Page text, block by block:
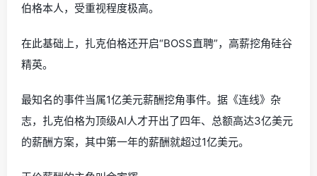
伯格本人，受重视程度极高。
在此基础上，扎克伯格还开启“BOSS直聘”，高薪挖角硅谷
精英。
最知名的事件当属1亿美元薪酬挖角事件。据《连线》杂
志，扎克伯格为顶级AI人才开出了四年、总额高达3亿美元
的薪酬方案，其中第一年的薪酬就超过1亿美元。